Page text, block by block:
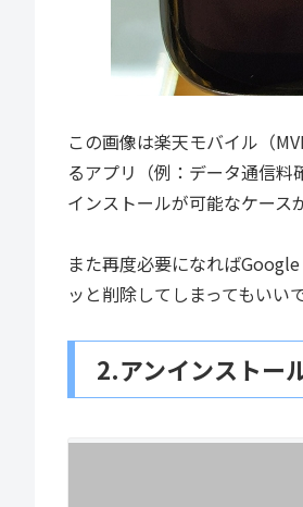
この画像は楽天モバイル（
るアプリ（例：データ通信
インストールが可能なケース
また再度必要になれば
ッと削除してしまってもいい
2.アンインストー